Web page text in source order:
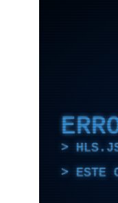
ESTE